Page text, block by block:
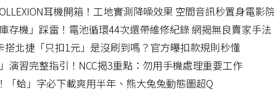
耳機開箱！工地實測降噪效果 空間音訊秒置身電影
存機」踩雷！電池循環44次還帶維修紀錄 網揭無良賣家手法
搭北捷「只扣1元」是沒刷到嗎？官方曝扣款規則秒懂
演習完整指引！NCC揭3重點：勿用手機處理重要工作
「蛤」字必下載爽用半年、熊大兔兔動態圖超Q